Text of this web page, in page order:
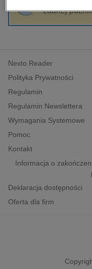
hobby, sport,
komputery,
polityka,
psychologiczne
inne
popularno-
historia
żadnej
Nexto Reader
Polityka Prywatności
Regulamin
Regulamin Newslettera
Wymagania Systemowe
Pomoc
Kontakt
Informacja o
Deklaracja dostępności
Oferta dla firm